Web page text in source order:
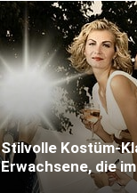
Stilvolle Kostüm-
Erwachsene, die